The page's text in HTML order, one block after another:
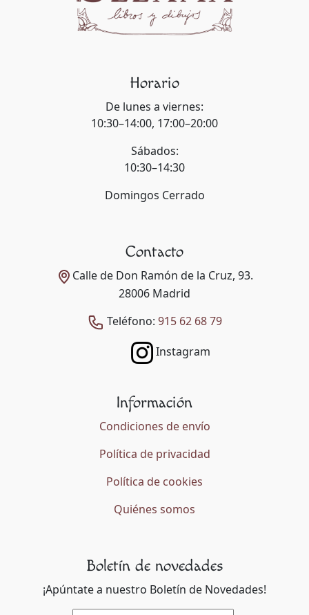
Horario
De lunes a viernes:
10:30–14:00, 17:00–20:00
Sábados:
10:30–14:30
Domingos Cerrado
Contacto
Calle de Don Ramón de la Cruz, 93.
28006 Madrid
Teléfono: 915 62 68 79
Instagram
Información
Condiciones de envío
Política de privacidad
Política de cookies
Quiénes somos
Boletín de novedades
¡Apúntate a nuestro Boletín de Novedades!